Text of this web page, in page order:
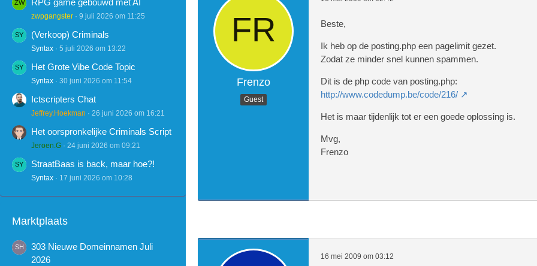
RPG game gebouwd met AI
zwpgangster 9 juli 2026 om 11:25
(Verkoop) Criminals
Syntax 5 juli 2026 om 13:22
Het Grote Vibe Code Topic
Syntax 30 juni 2026 om 11:54
Ictscripters Chat
Jeffrey.Hoekman 26 juni 2026 om 16:21
Het oorspronkelijke Criminals Script
Jeroen.G 24 juni 2026 om 09:21
StraatBaas is back, maar hoe?!
Syntax 17 juni 2026 om 10:28
Marktplaats
303 Nieuwe Domeinnamen Juli
2026
Frenzo
Guest
Beste,
Ik heb op de posting.php een pagelimit gezet.
Zodat ze minder snel kunnen spammen.
Dit is de php code van posting.php:
http://www.codedump.be/code/216/
Het is maar tijdenlijk tot er een goede oplossing is.
Mvg,
Frenzo
16 mei 2009 om 03:12